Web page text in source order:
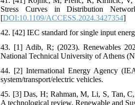
Stress Curves in Distribution
[DOI:10.1109/ACCESS.2024.3427354]
42. [42] IEC standard for single input
43. [1] Adib, R; (2023). Renewables
National Technical University of Athens
44. [2] International Energy Agency
system/transport/electric vehicles.
45. [3] Das, H; Rahman, M, Li, S, Tan,
A technological review, Renewable and